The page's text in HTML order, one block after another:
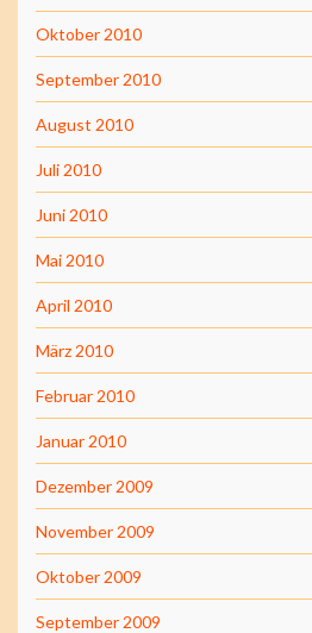
Oktober 2010
September 2010
August 2010
Juli 2010
Juni 2010
Mai 2010
April 2010
März 2010
Februar 2010
Januar 2010
Dezember 2009
November 2009
Oktober 2009
September 2009